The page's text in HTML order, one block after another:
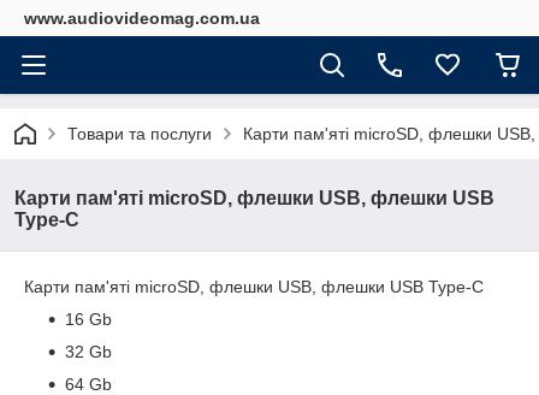
www.audiovideomag.com.ua
Товари та послуги Карти пам'яті microSD, флешки
Карти пам'яті microSD, флешки USB, флешки USB
Type-C
Карти пам'яті microSD, флешки USB, флешки USB Type-C
16 Gb
32 Gb
64 Gb